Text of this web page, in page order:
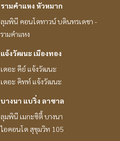
รามคำแหง หัวหมาก
ลุมพินี คอนโดทาวน์ บดินทรเดชา -
รามคำแหง
แจ้งวัฒนะ เมืองทอง
เดอะ คีย์ แจ้งวัฒนะ
เดอะ คิทท์ แจ้งวัฒนะ
บางนา แบริ่ง ลาซาล
ลุมพินี เมกะซิตี้ บางนา
ไอคอนโด สุขุมวิท 105